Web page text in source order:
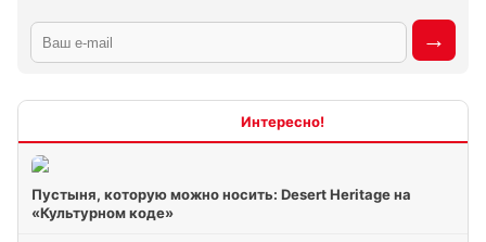
Пустыня, которую можно носить: Desert Heritage на
«Культурном коде»